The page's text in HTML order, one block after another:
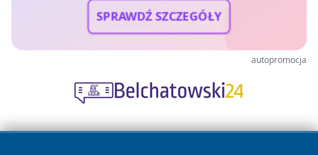
SPRAWDŹ SZCZEGÓŁY
autopromocja